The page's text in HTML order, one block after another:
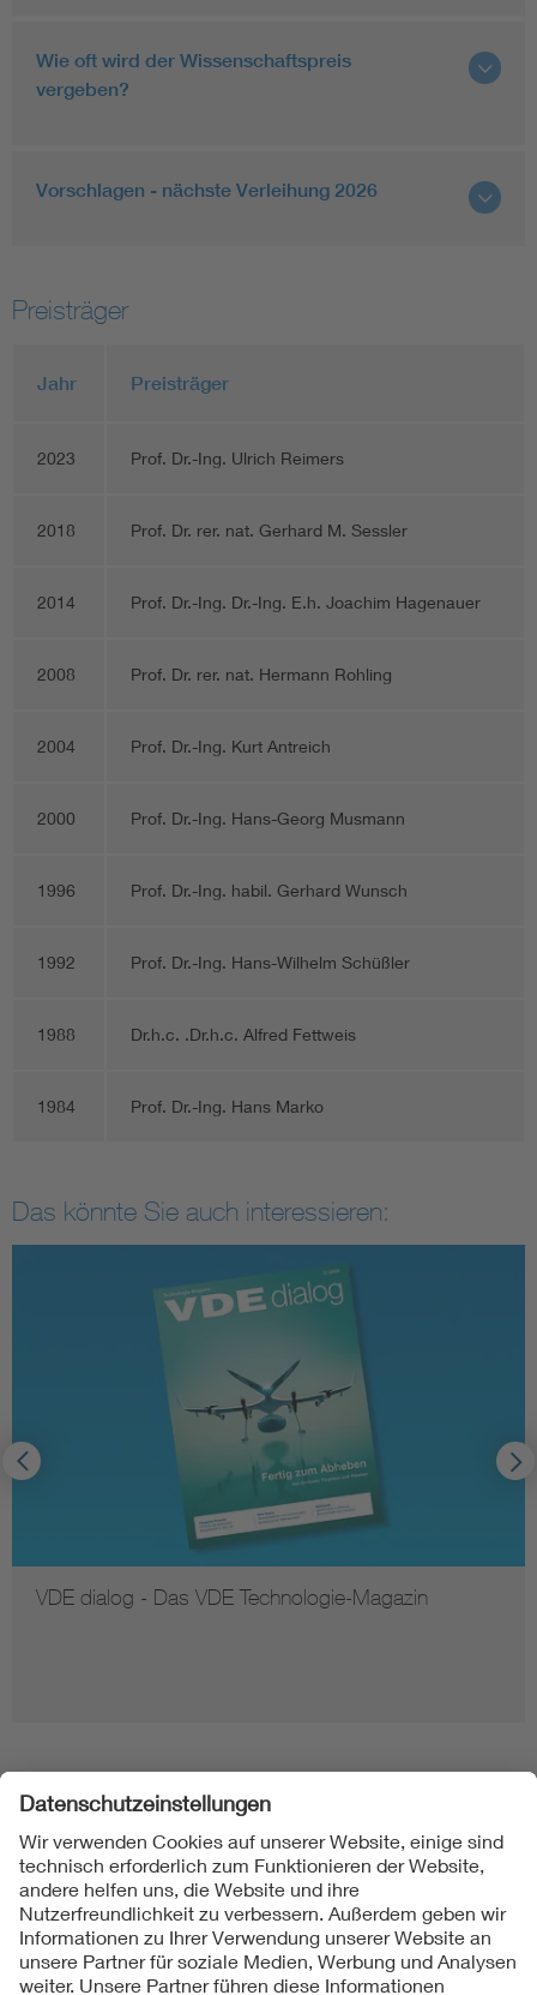
Wie oft wird der Wissenschaftspreis
vergeben?
Vorschlagen - nächste Verleihung 2026
Preisträger
Jahr Preisträger
2023 Prof. Dr.-Ing. Ulrich Reimers
2018 Prof. Dr. rer. nat. Gerhard M. Sessler
2014 Prof. Dr.-Ing. Dr.-Ing. E.h. Joachim Hagenauer
2008 Prof. Dr. rer. nat. Hermann Rohling
2004 Prof. Dr.-Ing. Kurt Antreich
2000 Prof. Dr.-Ing. Hans-Georg Musmann
1996 Prof. Dr.-Ing. habil. Gerhard Wunsch
1992 Prof. Dr.-Ing. Hans-Wilhelm Schüßler
1988 Dr.h.c. .Dr.h.c. Alfred Fettweis
1984 Prof. Dr.-Ing. Hans Marko
Das könnte Sie auch interessieren:
VDE dialog - Das VDE Technologie-Magazin
Folgen Sie uns